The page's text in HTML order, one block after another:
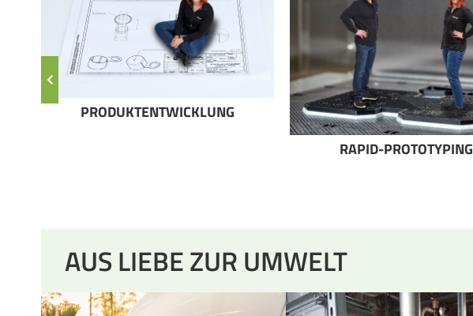
PRODUKTENTWICKLUNG
RAPID-PROTOTYPING
AUS LIEBE ZUR UMWELT